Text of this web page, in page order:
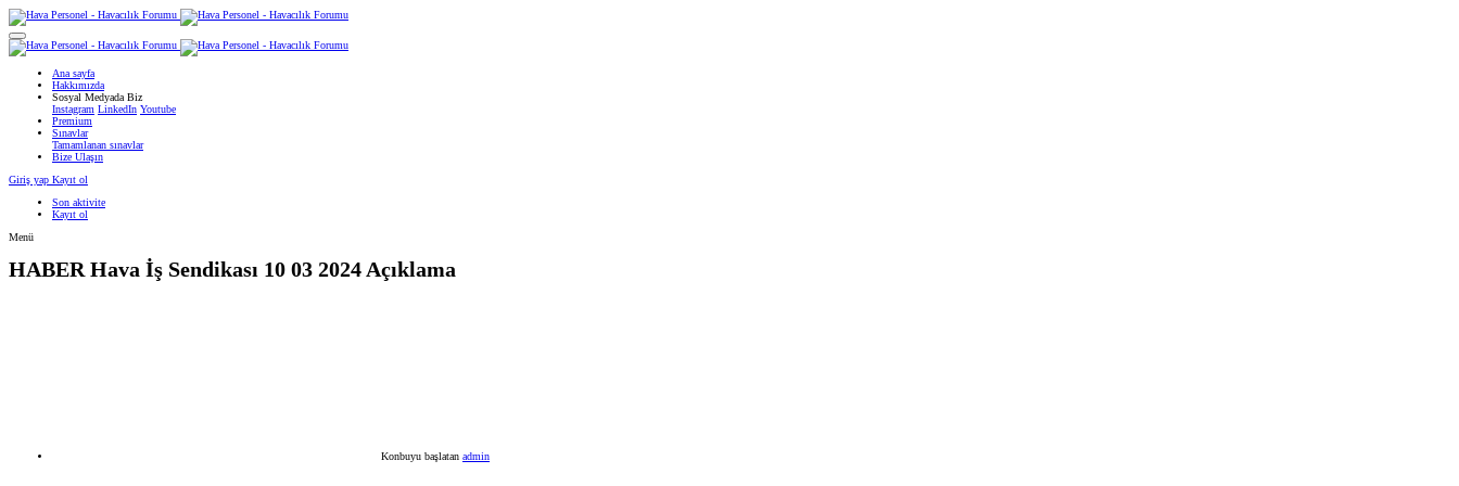
Ana sayfa
Hakkımızda
Sosyal Medyada Biz
Instagram LinkedIn Youtube
Premium
Sınavlar
Tamamlanan sınavlar
Bize Ulaşın
Giriş yap Kayıt ol
Son aktivite
Kayıt ol
Menü
HABER Hava İş Sendikası 10 03 2024 Açıklama
Konbuyu başlatan admin